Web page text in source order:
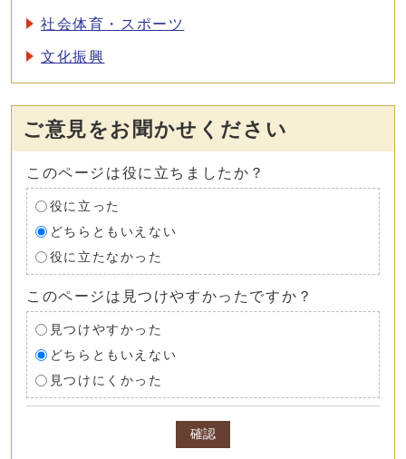
社会体育・スポーツ
文化振興
ご意見をお聞かせください
このページは役に立ちましたか？
役に立った
どちらともいえない
役に立たなかった
このページは見つけやすかったですか？
見つけやすかった
どちらともいえない
見つけにくかった
確認